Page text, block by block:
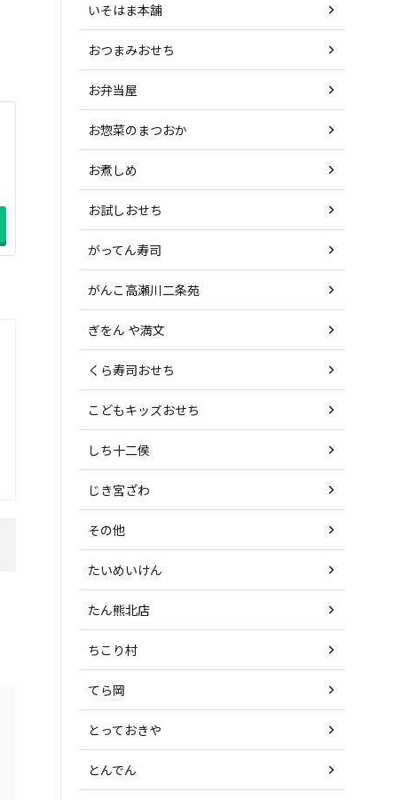
いそはま本舗
おつまみおせち
お弁当屋
お惣菜のまつおか
お煮しめ
お試しおせち
がってん寿司
がんこ高瀬川二条苑
ぎをん や満文
くら寿司おせち
こどもキッズおせち
しち十二侯
じき宮ざわ
その他
たいめいけん
たん熊北店
ちこり村
てら岡
とっておきや
とんでん